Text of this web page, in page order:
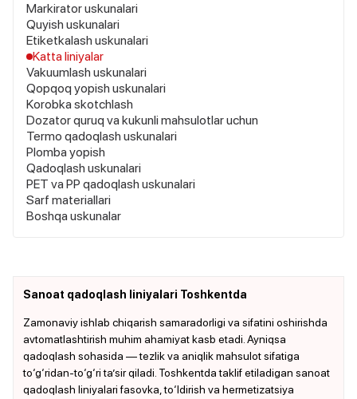
Markirator uskunalari
Quyish uskunalari
Etiketkalash uskunalari
Katta liniyalar
Vakuumlash uskunalari
Qopqoq yopish uskunalari
Korobka skotchlash
Dozator quruq va kukunli mahsulotlar uchun
Termo qadoqlash uskunalari
Plomba yopish
Qadoqlash uskunalari
PET va PP qadoqlash uskunalari
Sarf materiallari
Boshqa uskunalar
Sanoat qadoqlash liniyalari Toshkentda
Zamonaviy ishlab chiqarish samaradorligi va sifatini oshirishda
avtomatlashtirish muhim ahamiyat kasb etadi. Ayniqsa
qadoqlash sohasida — tezlik va aniqlik mahsulot sifatiga
to‘g‘ridan-to‘g‘ri ta’sir qiladi. Toshkentda taklif etiladigan sanoat
qadoqlash liniyalari fasovka, to‘ldirish va hermetizatsiya